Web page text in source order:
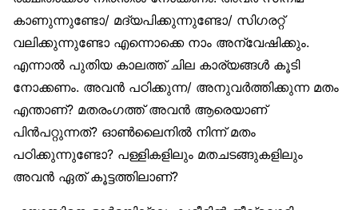
കാണുന്നുണ്ടോ/ മദ്യപിക്കുന്നുണ്ടോ/ സിഗരറ്റ്
വലിക്കുന്നുണ്ടോ എന്നൊക്കെ നാം അന്വേഷിക്കും.
എന്നാല്‍ പുതിയ കാലത്ത് ചില കാര്യങ്ങള്‍ കൂടി
നോക്കണം. അവന്‍ പഠിക്കുന്ന/ അനുവര്‍ത്തിക്കുന്ന മതം
എന്താണ്? മതരംഗത്ത് അവന്‍ ആരെയാണ്
പിന്‍പറ്റുന്നത്? ഓണ്‍ലൈനില്‍ നിന്ന് മതം
പഠിക്കുന്നുണ്ടോ? പള്ളികളിലും മതചടങ്ങുകളിലും
അവന്‍ ഏത് കൂട്ടത്തിലാണ്?